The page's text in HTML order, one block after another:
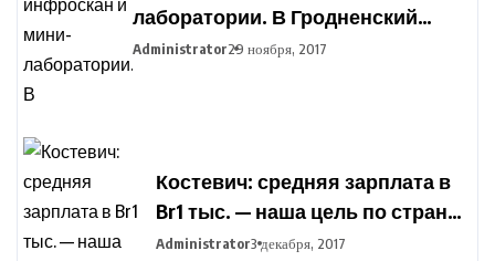
лаборатории. В Гродненский
агропромышленный парк
Administrator29 ноября, 2017
Костевич: средняя зарплата в
Br1 тыс. — наша цель по стране,
но дифференциация по
Administrator3 декабря, 2017